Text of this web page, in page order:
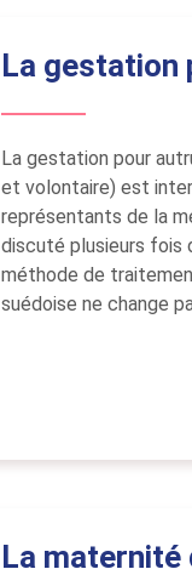
La gestation
La gestation pour
et volontaire) est
représentants de la
discuté plusieurs fois
méthode de
suédoise ne change
La